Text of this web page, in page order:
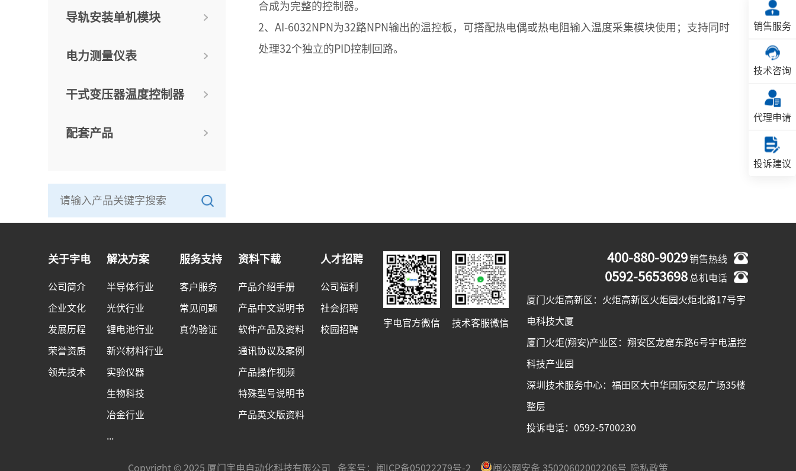
导轨安装单机模块
电力测量仪表
干式变压器温度控制器
配套产品
合成为完整的控制器。
2、AI-6032NPN为32路NPN输出的温控板，可搭配热电偶或热电阻输入温度采集模块使用；支持同时
处理32个独立的PID控制回路。
销售服务
技术咨询
代理申请
投诉建议
关于宇电
公司简介
企业文化
发展历程
荣誉资质
领先技术
解决方案
半导体行业
光伏行业
锂电池行业
新兴材料行业
实验仪器
生物科技
冶金行业
服务支持
客户服务
常见问题
真伪验证
资料下载
产品介绍手册
产品中文说明书
软件产品及资料
通讯协议及案例
产品操作视频
特殊型号说明书
产品英文版资料
人才招聘
公司福利
社会招聘
校园招聘
宇电官方微信 技术客服微信
400-880-9029 销售热线
0592-5653698 总机电话
厦门火炬高新区：火炬高新区火炬园火炬北路17号宇
电科技大厦
厦门火炬(翔安)产业区：翔安区龙窟东路6号宇电温控
科技产业园
深圳技术服务中心：福田区大中华国际交易广场35楼
整层
投诉电话：0592-5700230
Copyright © 2025 厦门宇电自动化科技有限公司 备案号： 闽ICP备05022279号-2 闽公网安备 35020602002206号 隐私政策